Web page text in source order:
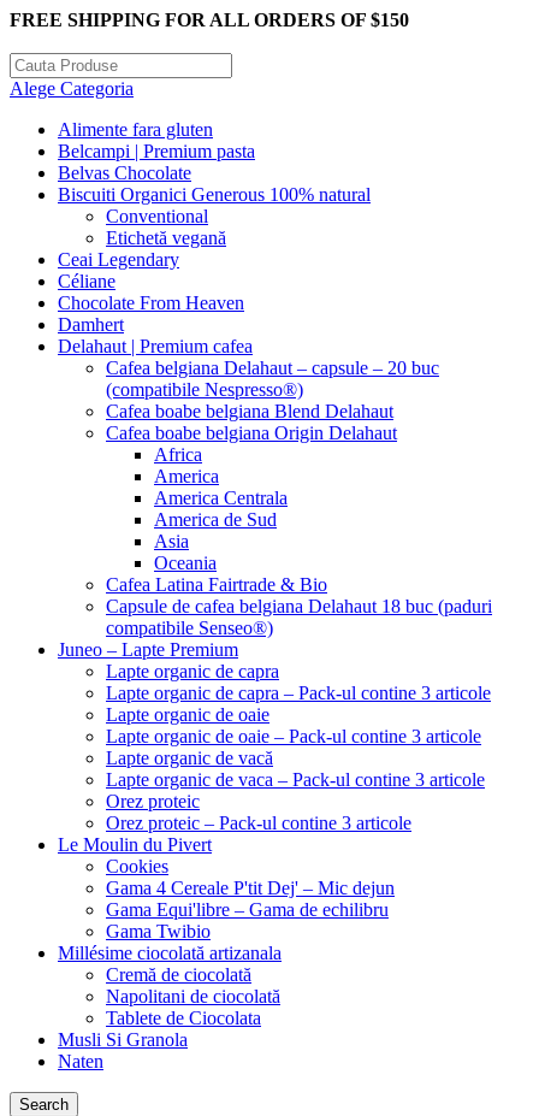
FREE SHIPPING FOR ALL ORDERS OF $150
Alege Categoria
Alimente fara gluten
Belcampi | Premium pasta
Belvas Chocolate
Biscuiti Organici Generous 100% natural
Conventional
Etichetă vegană
Ceai Legendary
Céliane
Chocolate From Heaven
Damhert
Delahaut | Premium cafea
Cafea belgiana Delahaut – capsule – 20 buc
(compatibile Nespresso®)
Cafea boabe belgiana Blend Delahaut
Cafea boabe belgiana Origin Delahaut
Africa
America
America Centrala
America de Sud
Asia
Oceania
Cafea Latina Fairtrade & Bio
Capsule de cafea belgiana Delahaut 18 buc (paduri
compatibile Senseo®)
Juneo – Lapte Premium
Lapte organic de capra
Lapte organic de capra – Pack-ul contine 3 articole
Lapte organic de oaie
Lapte organic de oaie – Pack-ul contine 3 articole
Lapte organic de vacă
Lapte organic de vaca – Pack-ul contine 3 articole
Orez proteic
Orez proteic – Pack-ul contine 3 articole
Le Moulin du Pivert
Cookies
Gama 4 Cereale P'tit Dej' – Mic dejun
Gama Equi'libre – Gama de echilibru
Gama Twibio
Millésime ciocolată artizanala
Cremă de ciocolată
Napolitani de ciocolată
Tablete de Ciocolata
Musli Si Granola
Naten
Search